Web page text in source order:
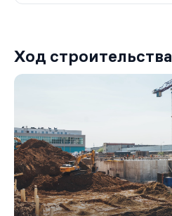
Ход строительства